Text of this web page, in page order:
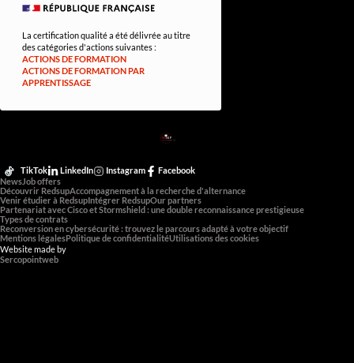
La certification qualité a été délivrée au titre
des catégories d'actions suivantes :
ACTIONS DE FORMATION
ACTIONS DE FORMATION PAR
APPRENTISSAGE
SUP
RED
TikTok LinkedIn Instagram
Facebook
NewsJob offers
Découvrir RedsupAccompagnement à la recherche d'alternance
Venir étudier à RedsupIntégrer RedsupOur partners
Partenariat avec Cisco et Stormshield : une double reconnaissance prestigieuse
Types de contrats
Reconversion en cybersécurité : trouvez le parcours adapté à votre objectif
Mentions légalesPolitique de confidentialitéUtilisations des cookies
Website made by
Sercopointweb